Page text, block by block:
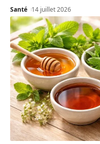
Santé 14 juillet 2026